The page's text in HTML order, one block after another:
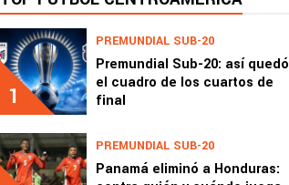
1
PREMUNDIAL SUB-20
Premundial Sub-20: así quedó
el cuadro de los cuartos de
final
PREMUNDIAL SUB-20
Panamá eliminó a Honduras: